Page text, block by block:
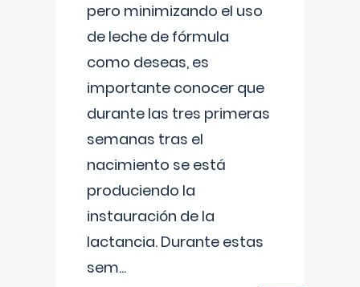
pero minimizando el uso
de leche de fórmula
como deseas, es
importante conocer que
durante las tres primeras
semanas tras el
nacimiento se está
produciendo la
instauración de la
lactancia. Durante estas
sem...